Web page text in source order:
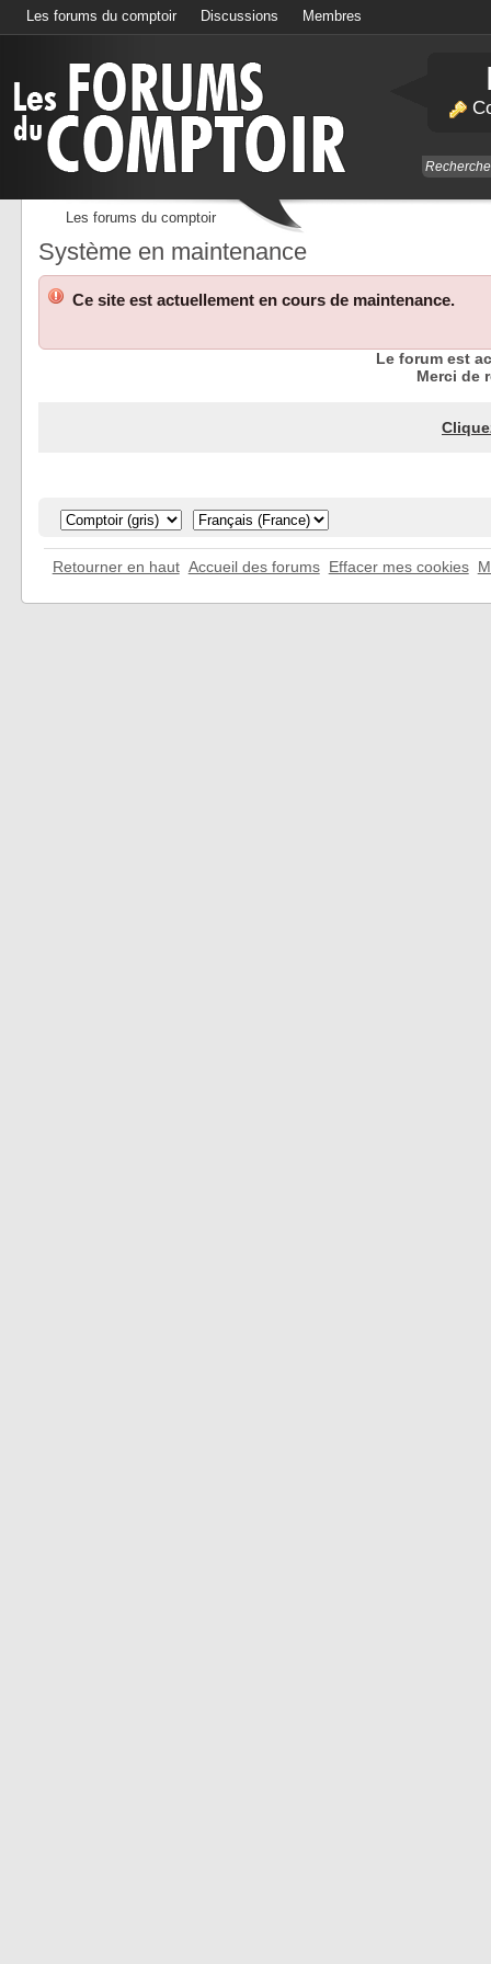
Les forums du comptoir Discussions Membres
Les forums du comptoir
Système en maintenance
Ce site est actuellement en cours de maintenance.
Le forum est
Merci de
Retourner en haut Accueil des forums Effacer mes cookies